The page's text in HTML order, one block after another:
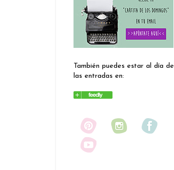
También puedes estar al día de
las entradas en: